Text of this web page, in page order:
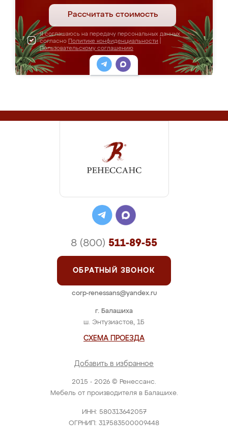
Рассчитать стоимость
Я соглашаюсь на передачу персональных данных
согласно Политике конфиденциальности
Пользовательскому соглашению
2015 - 2026 © Ренессанс.
Мебель от производителя в Балашихе.
ИНН: 580313642057
ОГРНИП: 317583500009448
г. Балашиха
ш. Энтузиастов, 1Б
СХЕМА ПРОЕЗДА
Добавить в избранное
8 (800) 511-89-55
ОБРАТНЫЙ ЗВОНОК
corp-renessans@yandex.ru